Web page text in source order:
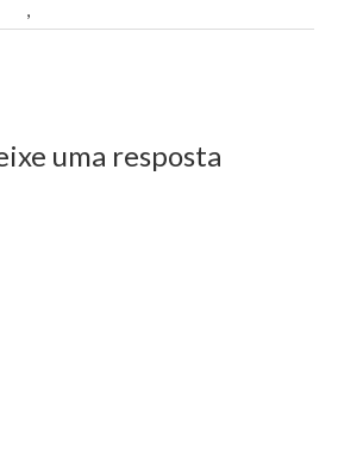
uma resposta